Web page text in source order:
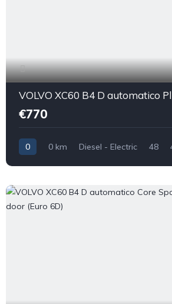
€770
0 0 km Diesel - Electric 48